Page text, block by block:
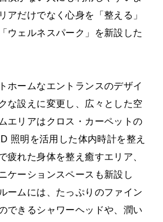
アだけでなく心身を「整える」
ウェルネスパーク」を新設した
ホームなエントランスのデザイ
な設えに変更し、広々とした空
エリアはクロス・カーペットの
照明を活用した体内時計を整え
疲れた身体を整え癒すエリア、
ケーションスペースも新設し
ームには、たっぷりのファイン
できるシャワーヘッドや、潤い